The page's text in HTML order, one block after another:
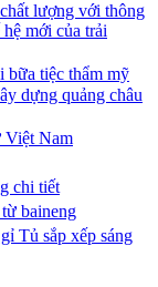
lượng với thông
mới của trải
bữa tiệc thẩm mỹ
dựng quảng châu
Việt Nam
chi tiết
baineng
Tủ sắp xếp sáng